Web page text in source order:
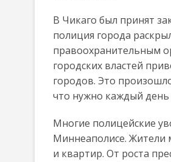
В Чикаго был принят
полиция города
правоохранительным
городских властей
городов. Это
что нужно каждый
Многие полицейские
Миннеаполисе. Жители
и квартир. От роста